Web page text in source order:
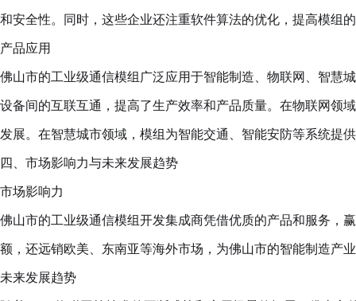
和安全性。同时，这些企业还注重软件算法的优化，提高模组
产品应用
佛山市的工业级通信模组广泛应用于智能制造、物联网、智慧
设备间的互联互通，提高了生产效率和产品质量。在物联网领
发展。在智慧城市领域，模组为智能交通、智能安防等系统提
四、市场影响力与未来发展趋势
市场影响力
佛山市的工业级通信模组开发集成商凭借优质的产品和服务，
额，还远销欧美、东南亚等海外市场，为佛山市的智能制造产
未来发展趋势